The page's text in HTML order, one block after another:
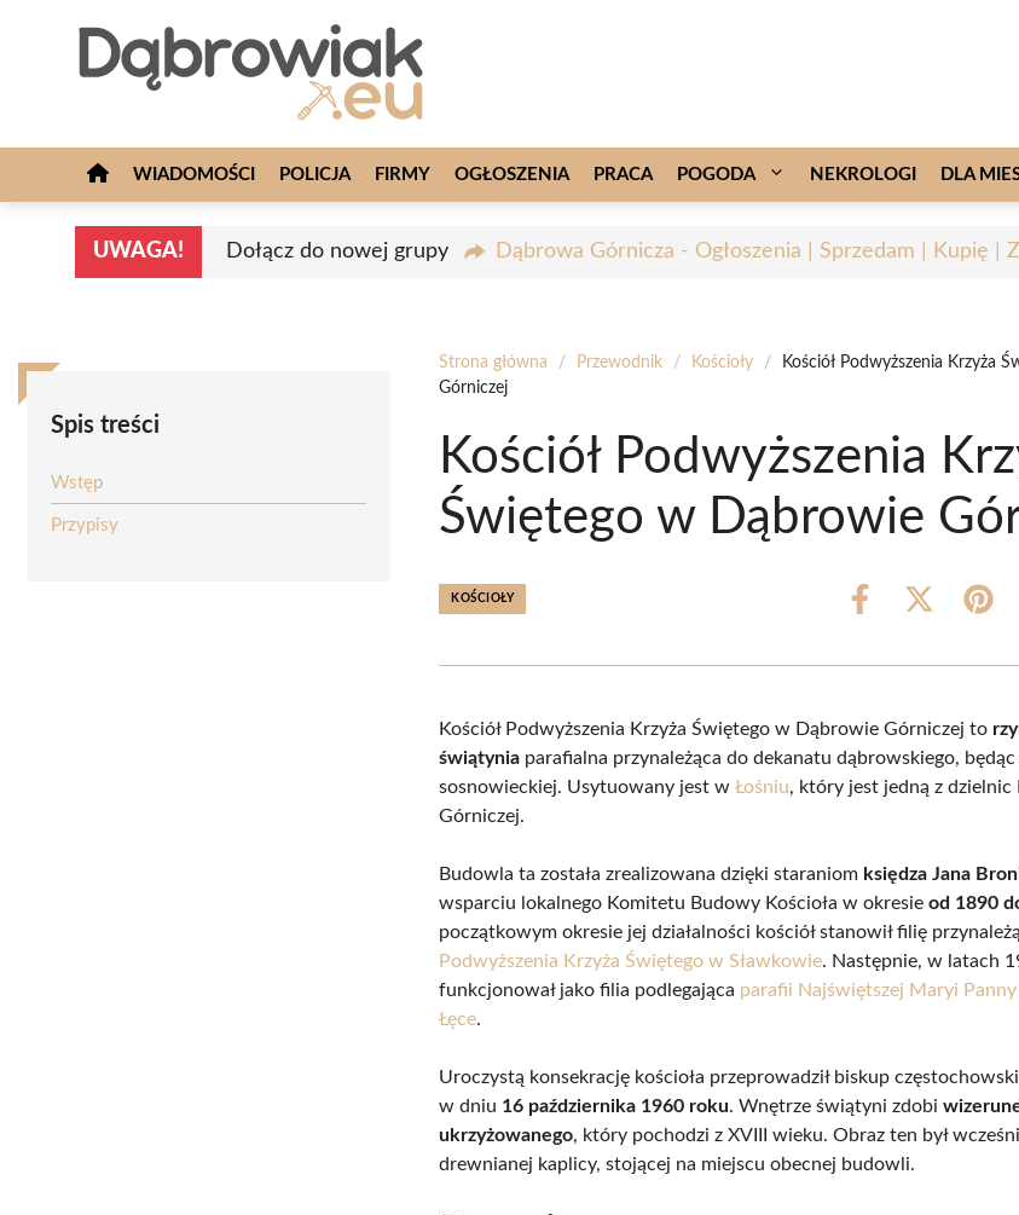
WIADOMOŚCI POLICJA FIRMY OGŁOSZENIA PRACA POGODA NEKROLOGI DLA
UWAGA! Dołącz do nowej grupy Dąbrowa Górnicza - Ogłoszenia | Sprzedam | Kupię |
Spis treści
Wstęp
Przypisy
Strona główna / Przewodnik / Kościoły /
Kościół Podwyższenia Krzyża
Górniczej
Kościół Podwyższenia
Świętego w Dąbrowie
KOŚCIOŁY
Share
Share
(Twitter)
Kościół Podwyższenia Krzyża Świętego w Dąbrowie Górniczej to
świątynia parafialna przynależąca do dekanatu dąbrowskiego, będąc
sosnowieckiej. Usytuowany jest wŁośniu, który jest jedną z dzielnic
Górniczej.
Budowla ta została zrealizowana dzięki staraniom księdza Jana
wsparciu lokalnego Komitetu Budowy Kościoła w okresieod 1890
początkowym okresie jej działalności kościół stanowił filię
Podwyższenia Krzyża Świętego w Sławkowie. Następnie, w latach
funkcjonował jako filia podlegająca parafii Najświętszej Maryi
Łęce.
Uroczystą konsekrację kościoła przeprowadził biskup
w dniu 16 października 1960 roku. Wnętrze świątyni zdobi
ukrzyżowanego, który pochodzi z XVIII wieku. Obraz ten był
drewnianej kaplicy, stojącej na miejscu obecnej budowli.